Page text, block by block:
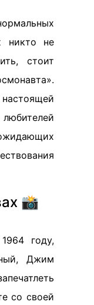
никто не
стоит
📸
году,
Джим
со своей